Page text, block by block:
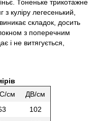
Тоненьке трикотажне
куліру легесенький,
складок, досить
з поперечним
і не витягується,
см
ДВ/см
102